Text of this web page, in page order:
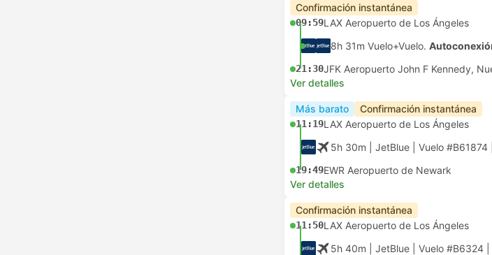
Confirmación instantánea
09:59LAX Aeropuerto de Los Ángeles
8h 31m Vuelo+Vuelo.
21:30JFK Aeropuerto John F Kennedy,
Ver detalles
Más barato Confirmación instantánea
11:19LAX Aeropuerto de Los Ángeles
5h 30m | JetBlue Vuelo #B61874
19:49EWR Aeropuerto de Newark
Ver detalles
Confirmación instantánea
11:50LAX Aeropuerto de Los Ángeles
5h 40m | JetBlue Vuelo #B6324